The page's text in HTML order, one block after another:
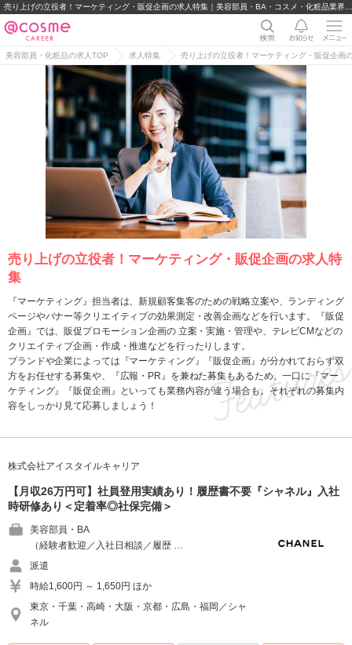
美容部員・化粧品の求人TOP 求人特集 売り上げの立役者！マーケティング・販促企画
売り上げの立役者！マーケティング・販促企画の求人特
集
『マーケティング』担当者は、新規顧客集客のための戦略立案や、ランディング
ページやバナー等クリエイティブの効果測定・改善企画などを行います。『販促
企画』では、販促プロモーション企画の 立案・実施・管理や、テレビCMなどの
クリエイティブ企画・作成・推進などを行ったりします。
ブランドや企業によっては『マーケティング』『販促企画』が分かれておらず双
方をお任せする募集や、『広報・PR』を兼ねた募集もあるため、一口に『マー
ケティング』『販促企画』といっても業務内容が違う場合も。それぞれの募集内
容をしっかり見て応募しましょう！
株式会社アイスタイルキャリア
【月収26万円可】社員登用実績あり！履歴書不要『シャネル』入社
時研修あり＜定着率◎社保完備＞
美容部員・BA
（経験者歓迎／入社日相談／履歴 …
派遣
時給1,600円 ～ 1,650円 ほか
東京・千葉・高崎・大阪・京都・広島・福岡／シャ
ネル